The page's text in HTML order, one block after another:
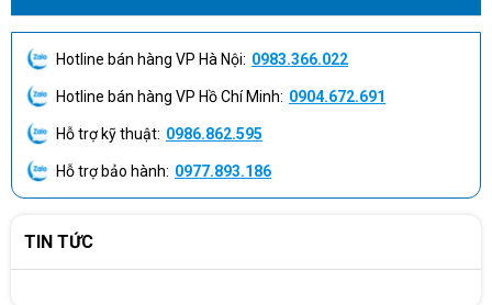
RTX 4070 8GB mang lại lợi ích gì
khi chơi game và làm đồ họa?
NVIDIA GeForce RTX 4070 Laptop GPU 8GB GDDR6 giúp
HP Omen 16-wf1137TX xử lý game, đồ họa 3D, video và các
ứng dụng hỗ trợ tăng tốc GPU.Card đồ họa rời cũng là
thành phần quan trọng để khai thác tốt màn hình QHD có tần
RTX 4070 hỗ trợ người dùng ở các nhu cầu:
Hotline bán hàng VP Hà Nội: 0983.366.022
Hotline bán hàng VP Hồ Chí Minh: 0904.672.691
Hỗ trợ kỹ thuật: 0986.862.595
Hỗ trợ bảo hành: 0977.893.186
TIN TỨC